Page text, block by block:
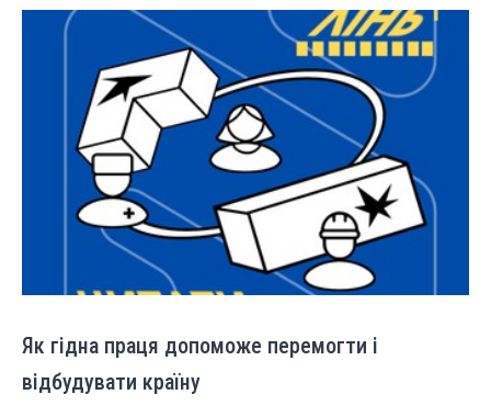
Як гідна праця допоможе перемогти і
відбудувати країну